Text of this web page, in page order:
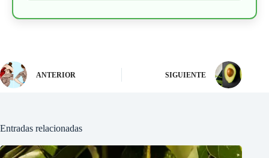
ANTERIOR SIGUIENTE
Entradas relacionadas